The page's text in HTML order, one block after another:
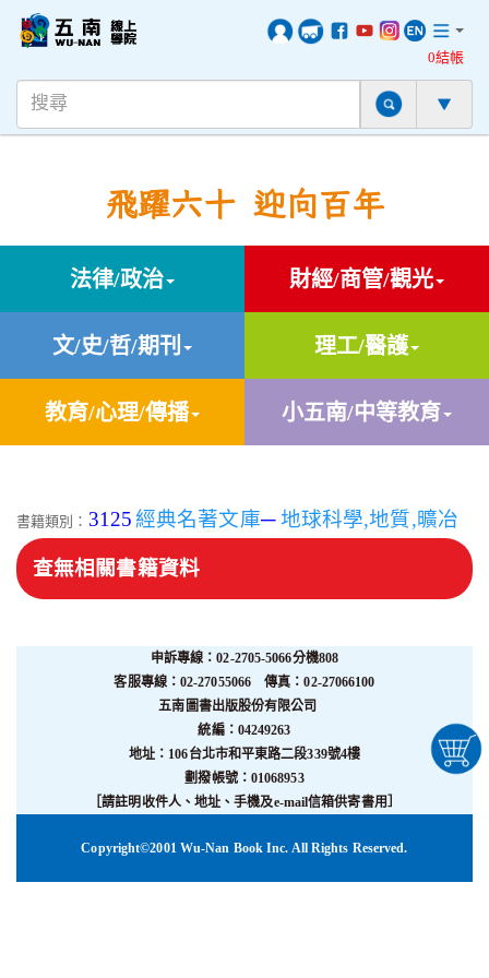
0結帳
飛躍六十 迎向百年
法律/政治 財經/商管/觀光
文/史/哲/期刊 理工/醫護
教育/心理/傳播 小五南/中等教育
書籍類別： 3125經典名著文庫─地球科學,地質,曠冶
查無相關書籍資料
申訴專線：02-2705-5066分機808
客服專線：02-27055066 傳真：02-27066100
五南圖書出版股份有限公司
統編：04249263
地址：106台北市和平東路二段339號4樓
劃撥帳號：01068953
［請註明收件人、地址、手機及e-mail信箱供寄書用］
Copyright©2001 Wu-Nan Book Inc. All Rights Reserved.